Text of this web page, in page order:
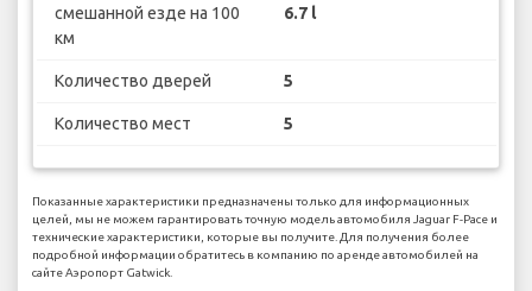
смешанной езде на 100
км
6.7 l
Количество дверей 5
Количество мест 5
Показанные характеристики предназначены только для информационных
целей, мы не можем гарантировать точную модель автомобиля Jaguar F-Pace и
технические характеристики, которые вы получите. Для получения более
подробной информации обратитесь в компанию по аренде автомобилей на
сайте Аэропорт Gatwick.